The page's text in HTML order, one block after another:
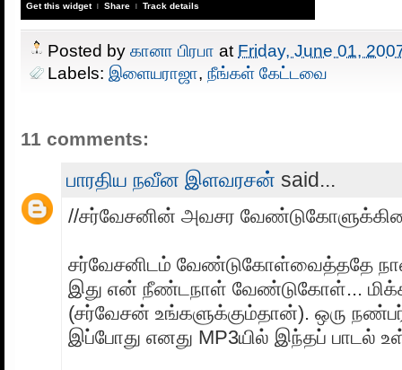
Get this widget Share Track details
Posted by கானா பிரபா at Friday, June 01,
Labels: இளையராஜா, நீங்கள் கேட்டவை
11 comments:
பாரதிய நவீன இளவரசன் said...
//சர்வேசனின் அவசர
சர்வேசனிடம் வேண்டுகோள்வைத்ததே
இது என் நீண்டநாள் வேண்டுகோள்...
(சர்வேசன் உங்களுக்கும்தான்). ஒரு
இப்போது எனது MP3யில் இந்தப் பாடல்